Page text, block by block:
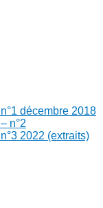
décembre 2018
n°2
2022 (extraits)